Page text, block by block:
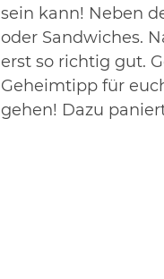
sein kann! Neben
oder Sandwiches.
erst so richtig gut.
Geheimtipp für
gehen! Dazu